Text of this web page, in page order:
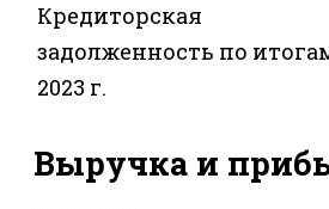
Кредиторская
задолженность по
2023 г.
Выручка и